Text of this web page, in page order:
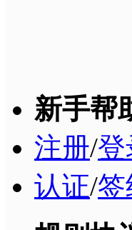
新手帮
注册/登
认证/签